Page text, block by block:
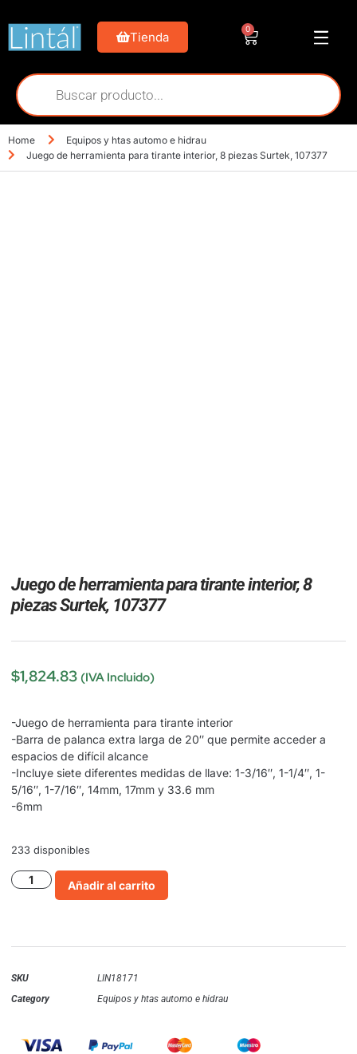
Tienda
0
Home
Equipos y htas automo e hidrau
Juego de herramienta para tirante interior, 8 piezas Surtek, 107377
Juego de herramienta para tirante interior, 8
piezas Surtek, 107377
$1,824.83 (IVA Incluido)
-Juego de herramienta para tirante interior
-Barra de palanca extra larga de 20″ que permite acceder a
espacios de difícil alcance
-Incluye siete diferentes medidas de llave: 1-3/16″, 1-1/4″, 1-
5/16″, 1-7/16″, 14mm, 17mm y 33.6 mm
-6mm
233 disponibles
Añadir al carrito
SKU
LIN18171
Category
Equipos y htas automo e hidrau